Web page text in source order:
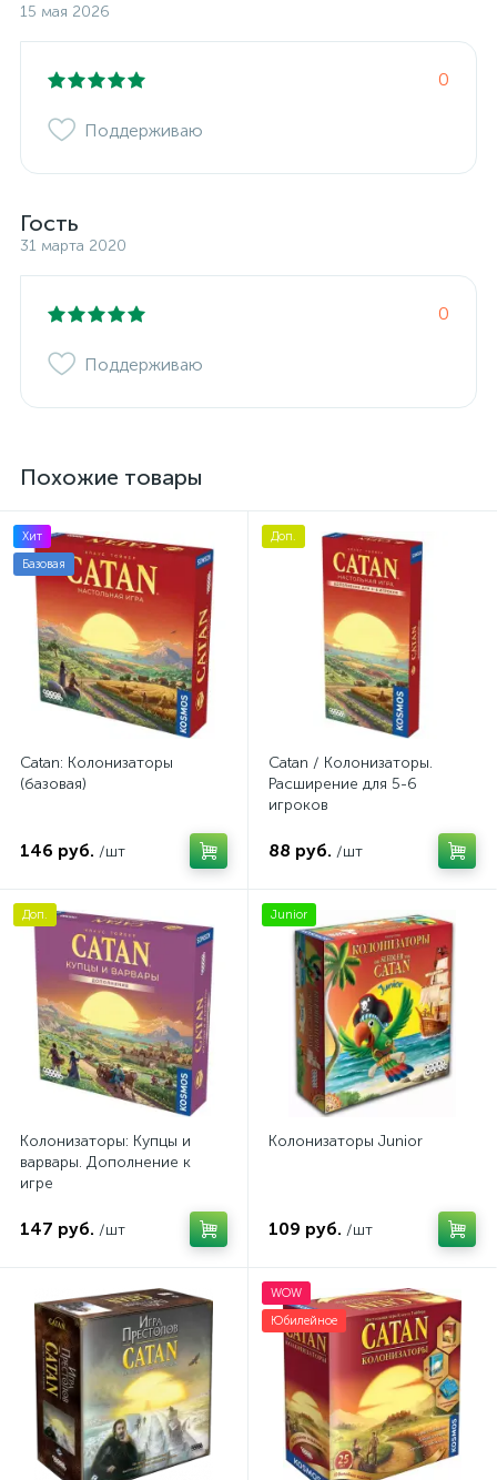
15 мая 2026
0
Поддерживаю
Гость
31 марта 2020
0
Поддерживаю
Похожие товары
Хит
Базовая
Catan: Колонизаторы
(базовая)
146 руб. /шт
Доп.
Catan / Колонизаторы.
Расширение для 5-6
игроков
88 руб. /шт
Доп.
Колонизаторы: Купцы и
варвары. Дополнение к
игре
147 руб. /шт
Junior
Колонизаторы Junior
109 руб. /шт
WOW
Юбилейное